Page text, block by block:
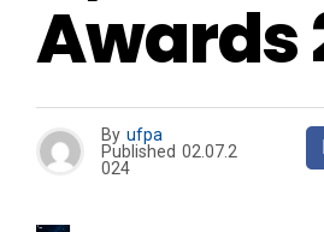
Awards
By ufpa
Published 02.07.2
024